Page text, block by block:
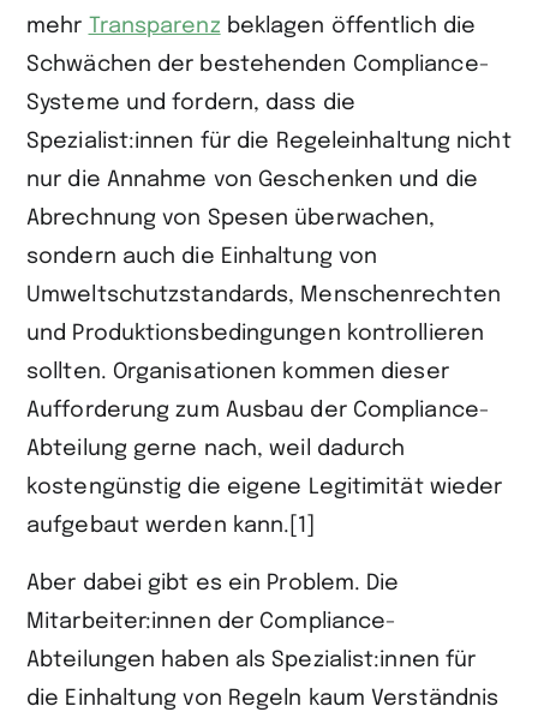
mehr
Transpa­renz beklagen öffentlich die
Schwächen der bestehenden Compliance-
Systeme und fordern, dass die
Spezialist:innen für die Regeleinhaltung nicht
nur die Annahme von Geschenken und die
Abrechnung von Spesen überwachen,
sondern auch die Einhaltung von
Umweltschutzstandards, Menschenrechten
und Produktions­bedingungen kontrollieren
sollten. Organisationen kommen dieser
Aufforderung zum Ausbau der Compliance-
Abteilung gerne nach, weil dadurch
kostengünstig die eigene Legitimität wieder
aufgebaut werden kann.[1]
Aber dabei gibt es ein Problem. Die
Mitarbeiter:innen der Compliance-
Abteilungen haben als Spezialist:innen für
die Einhaltung von Regeln kaum Verständnis